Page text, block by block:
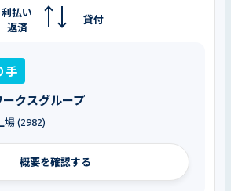
貸付
利払い
返済
手
クスグループ
場 (2982)
概要を確認する